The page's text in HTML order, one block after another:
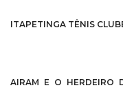
ITAPETINGA TÊNIS
AIRAM E O HERDEIRO